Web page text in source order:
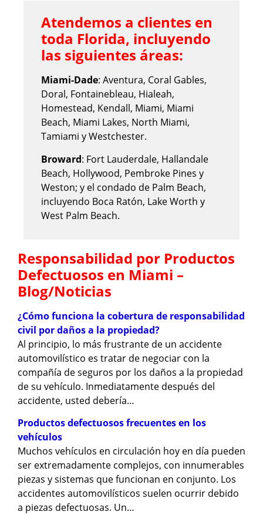
Atendemos a clientes en
toda Florida, incluyendo
las siguientes áreas:
Miami-Dade: Aventura, Coral Gables,
Doral, Fontainebleau, Hialeah,
Homestead, Kendall, Miami, Miami
Beach, Miami Lakes, North Miami,
Tamiami y Westchester.
Broward: Fort Lauderdale, Hallandale
Beach, Hollywood, Pembroke Pines y
Weston; y el condado de Palm Beach,
incluyendo Boca Ratón, Lake Worth y
West Palm Beach.
Responsabilidad por Productos
Defectuosos en Miami –
Blog/Noticias
¿Cómo funciona la cobertura de responsabilidad
civil por daños a la propiedad?
Al principio, lo más frustrante de un accidente
automovilístico es tratar de negociar con la
compañía de seguros por los daños a la propiedad
de su vehículo. Inmediatamente después del
accidente, usted debería…
Productos defectuosos frecuentes en los
vehículos
Muchos vehículos en circulación hoy en día pueden
ser extremadamente complejos, con innumerables
piezas y sistemas que funcionan en conjunto. Los
accidentes automovilísticos suelen ocurrir debido
a piezas defectuosas. Un…